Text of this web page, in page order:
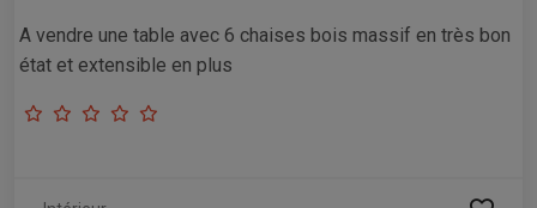
A vendre une table avec 6 chaises bois massif en très bon
état et extensible en plus